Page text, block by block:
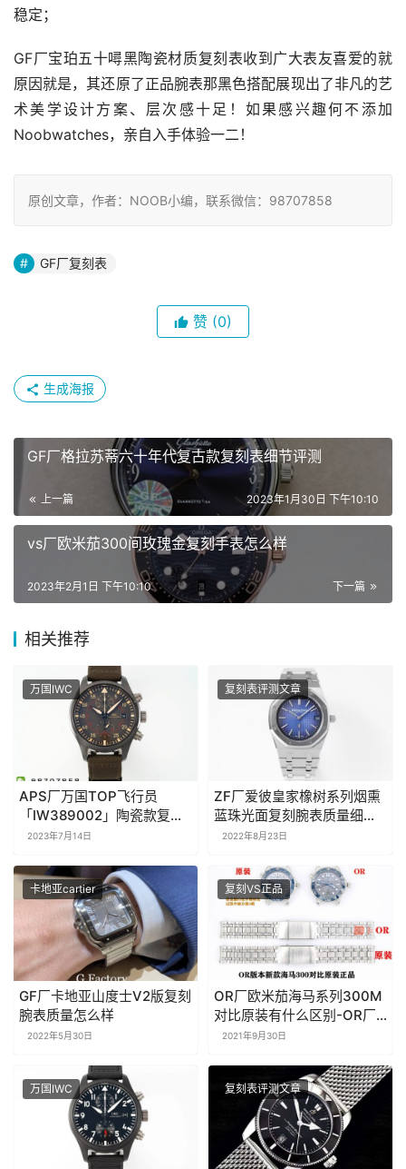
稳定；
GF厂宝珀五十噚黑陶瓷材质复刻表收到广大表友喜爱的就
原因就是，其还原了正品腕表那黑色搭配展现出了非凡的艺
术美学设计方案、层次感十足！如果感兴趣何不添加
Noobwatches，亲自入手体验一二！
原创文章，作者：NOOB小编，联系微信：98707858
GF厂复刻表
赞 (0)
生成海报
GF厂格拉苏蒂六十年代复古款复刻表细节评测
上一篇 2023年1月30日 下午10:10
vs厂欧米茄300间玫瑰金复刻手表怎么样
下一篇
2023年2月1日 下午10:10
相关推荐
万国IWC
APS厂万国TOP飞行员
「IW389002」陶瓷款复刻
表是否值得入手-APS手表
2023年7月14日
复刻表评测文章
ZF厂爱彼皇家橡树系列烟熏
蓝珠光面复刻腕表质量细节
评测
2022年8月23日
卡地亚cartier
GF厂卡地亚山度士V2版复刻
腕表质量怎么样
2022年5月30日
复刻VS正品
OR厂欧米茄海马系列300M
对比原装有什么区别-OR厂
海马对比正品图文评测
2021年9月30日
万国IWC 复刻表评测文章